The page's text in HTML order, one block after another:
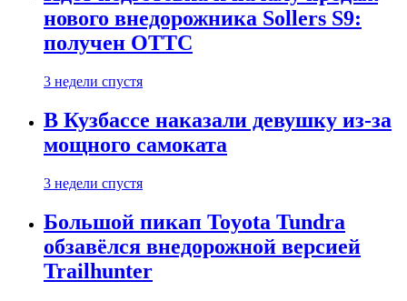
нового внедорожника Sollers S9:
получен ОТТС
3 недели спустя
В Кузбассе наказали девушку из-за
мощного самоката
3 недели спустя
Большой пикап Toyota Tundra
обзавёлся внедорожной версией
Trailhunter